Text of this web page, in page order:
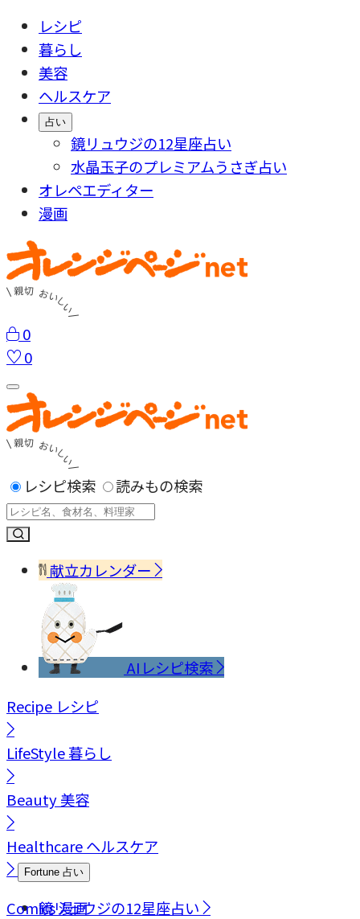
レシピ
暮らし
美容
ヘルスケア
占い
鏡リュウジの12星座占い
水晶玉子のプレミアムうさぎ占い
オレペエディター
漫画
0
0
レシピ検索 読みもの検索
献立カレンダー
AIレシピ検索
Recipe レシピ
LifeStyle暮らし
Beauty美容
Healthcareヘルスケア
Fortune 占い
鏡リュウジの12星座占い
Comics漫画